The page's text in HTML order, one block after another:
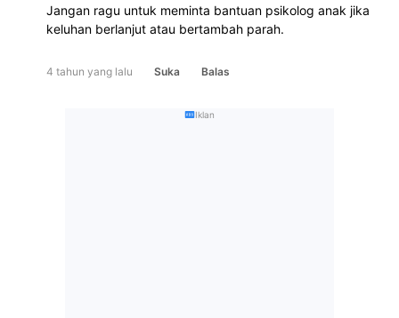
Jangan ragu untuk meminta bantuan psikolog anak jika
keluhan berlanjut atau bertambah parah.
4 tahun yang lalu Suka Balas
Iklan